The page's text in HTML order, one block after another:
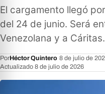
El cargamento llegó
del 24 de junio. Será
Venezolana y a Cáritas.
PorHéctor Quintero 8 de julio de
Actualizado 8 de julio de 2026